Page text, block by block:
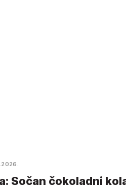
Sočan čokoladni